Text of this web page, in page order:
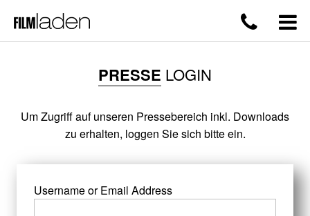
PRESSE LOGIN
Um Zugriff auf unseren Pressebereich inkl. Downloads
zu erhalten, loggen Sie sich bitte ein.
Username or Email Address